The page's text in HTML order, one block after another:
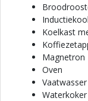
Koelkast
Magnetron
Oven
Vaatwasser
Waterkoker